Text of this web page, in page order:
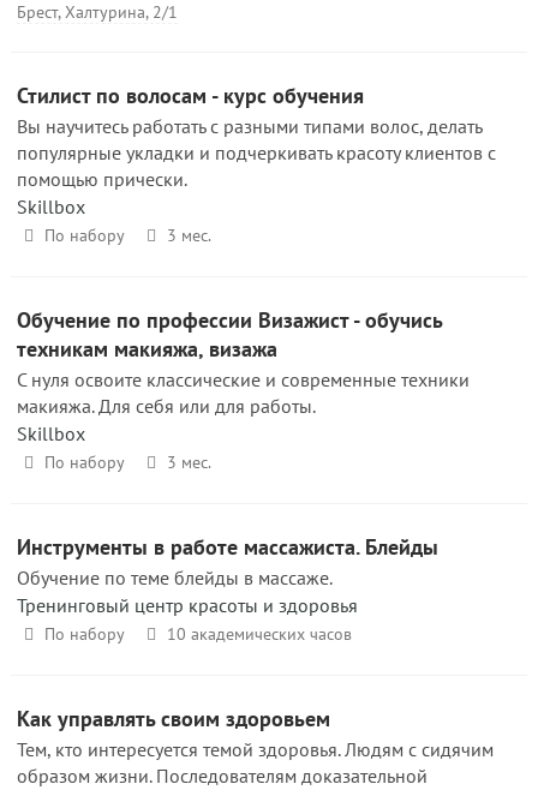
Брест, Халтурина, 2/1
Стилист по волосам - курс обучения
Вы научитесь работать с разными типами волос, делать
популярные укладки и подчеркивать красоту клиентов с
помощью прически.
Skillbox
По набору 3 мес.
Обучение по профессии Визажист - обучись
техникам макияжа, визажа
С нуля освоите классические и современные техники
макияжа. Для себя или для работы.
Skillbox
По набору 3 мес.
Инструменты в работе массажиста. Блейды
Обучение по теме блейды в массаже.
Тренинговый центр красоты и здоровья
По набору 10 академических часов
Как управлять своим здоровьем
Тем, кто интересуется темой здоровья. Людям с сидячим
образом жизни. Последователям доказательной